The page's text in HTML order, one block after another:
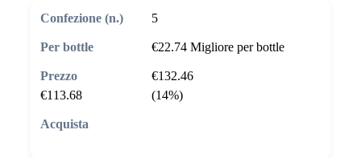
5
€22.74 Migliore per bottle
€132.46
€113.68
(14%)